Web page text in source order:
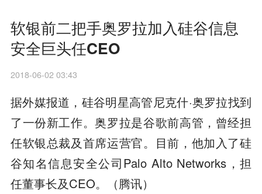
软银前二把手奥罗拉加入硅谷信息
安全巨头任CEO
2018-06-02 03:43
据外媒报道，硅谷明星高管尼克什·奥罗拉找到
了一份新工作。奥罗拉是谷歌前高管，曾经担
任软银总裁及首席运营官。目前，他加入了硅
谷知名信息安全公司Palo Alto Networks，担
任董事长及CEO。（腾讯）